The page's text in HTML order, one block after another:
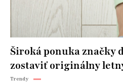
Široká ponuka značky
zostaviť originálny
Trendy